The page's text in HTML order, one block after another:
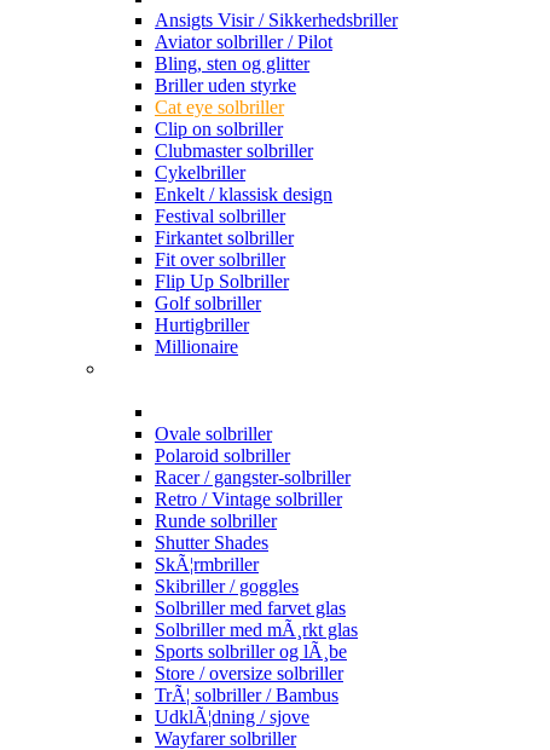
Ansigts Visir / Sikkerhedsbriller
Aviator solbriller / Pilot
Bling, sten og glitter
Briller uden styrke
Cat eye solbriller
Clip on solbriller
Clubmaster solbriller
Cykelbriller
Enkelt / klassisk design
Festival solbriller
Firkantet solbriller
Fit over solbriller
Flip Up Solbriller
Golf solbriller
Hurtigbriller
Millionaire
Ovale solbriller
Polaroid solbriller
Racer / gangster-solbriller
Retro / Vintage solbriller
Runde solbriller
Shutter Shades
SkÃ¦rmbriller
Skibriller / goggles
Solbriller med farvet glas
Solbriller med mÃ¸rkt glas
Sports solbriller og lÃ¸be
Store / oversize solbriller
TrÃ¦ solbriller / Bambus
UdklÃ¦dning / sjove
Wayfarer solbriller